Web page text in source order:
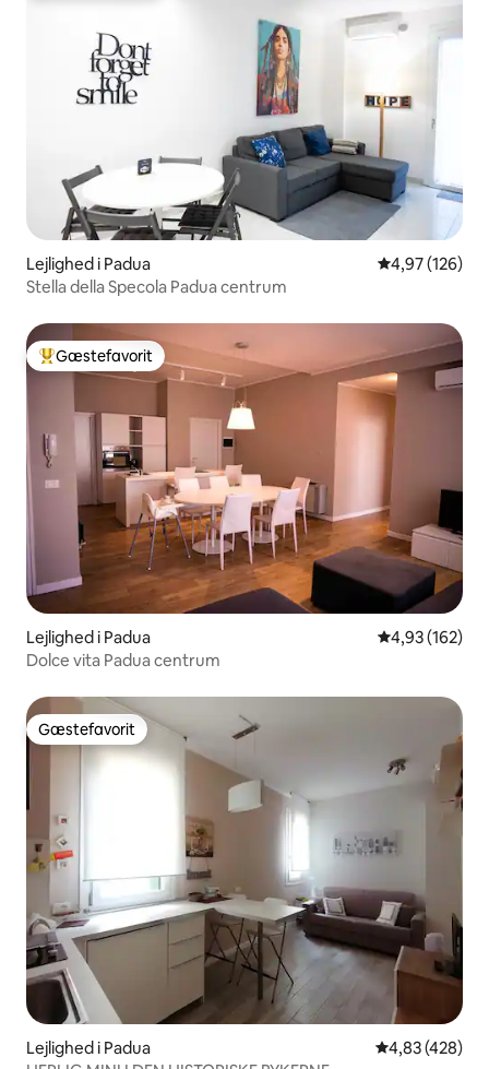
Lejlighed i Padua 4,97 ud af 5 i
4,97 (126)
Stella della Specola Padua centrum
Bedste gæstefavorit
Gæstefavorit
Lejlighed i Padua 4,93 ud af 5 i
4,93 (162)
Dolce vita Padua centrum
Gæstefavorit
Gæstefavorit
Lejlighed i Padua 4,83 ud af 5 i
4,83 (428)